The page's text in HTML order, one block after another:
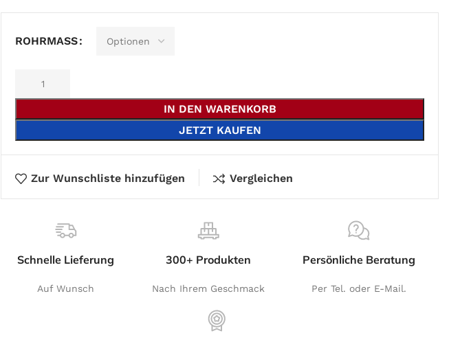
ROHRMASS
IN DEN WARENKORB
JETZT KAUFEN
Alternative:
Zur Wunschliste hinzufügen Vergleichen
Schnelle Lieferung
Auf Wunsch
300+ Produkten
Nach Ihrem Geschmack
Persönliche Beratung
Per Tel. oder E-Mail.